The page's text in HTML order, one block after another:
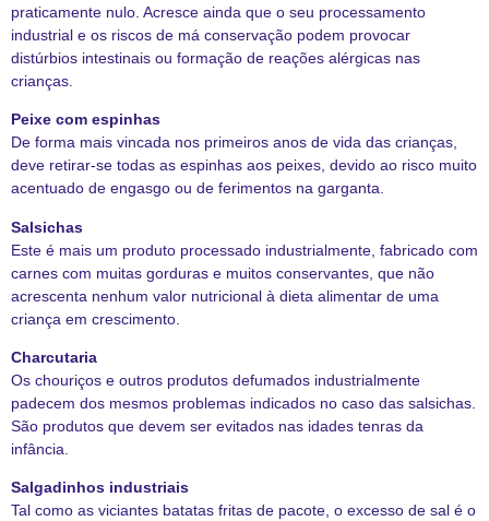
praticamente nulo. Acresce ainda que o seu processamento
industrial e os riscos de má conservação podem provocar
distúrbios intestinais ou formação de reações alérgicas nas
crianças.
Peixe com espinhas
De forma mais vincada nos primeiros anos de vida das crianças,
deve retirar-se todas as espinhas aos peixes, devido ao risco muito
acentuado de engasgo ou de ferimentos na garganta.
Salsichas
Este é mais um produto processado industrialmente, fabricado com
carnes com muitas gorduras e muitos conservantes, que não
acrescenta nenhum valor nutricional à dieta alimentar de uma
criança em crescimento.
Charcutaria
Os chouriços e outros produtos defumados industrialmente
padecem dos mesmos problemas indicados no caso das salsichas.
São produtos que devem ser evitados nas idades tenras da
infância.
Salgadinhos industriais
Tal como as viciantes batatas fritas de pacote, o excesso de sal é o